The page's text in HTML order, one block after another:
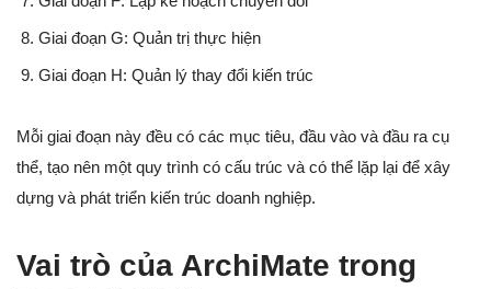
Giai đoạn G: Quản trị thực hiện
Giai đoạn H: Quản lý thay đổi kiến trúc
Mỗi giai đoạn này đều có các mục tiêu, đầu vào và đầu ra cụ
thể, tạo nên một quy trình có cấu trúc và có thể lặp lại để xây
dựng và phát triển kiến trúc doanh nghiệp.
Vai trò của ArchiMate trong